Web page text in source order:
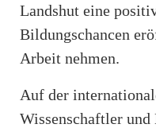
Landshut eine
Bildungschancen
Arbeit nehmen.
Auf der
Wissenschaftler und